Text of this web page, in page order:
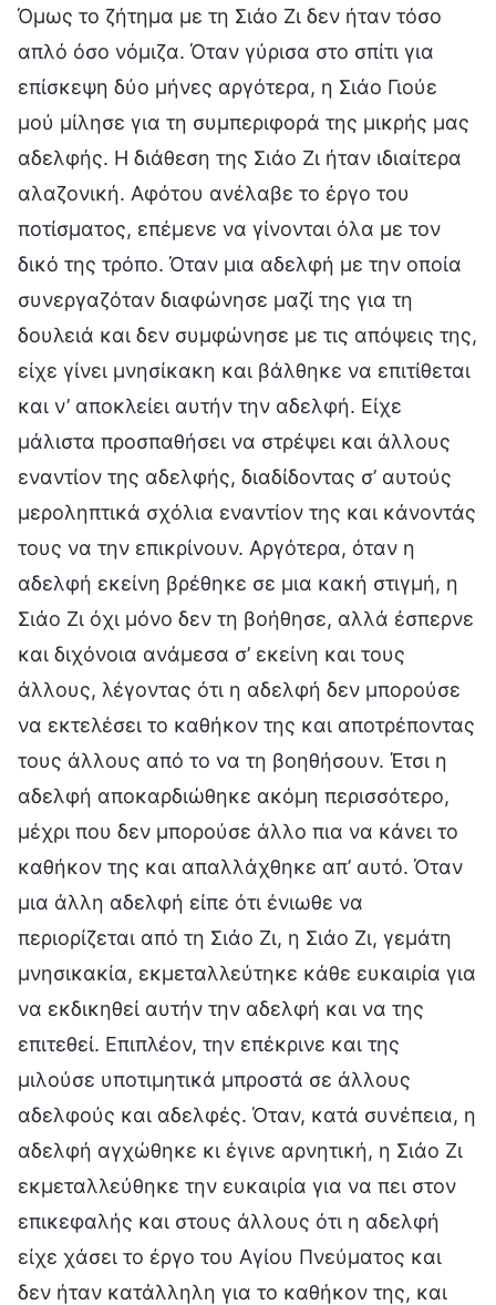
Όμως το ζήτημα με τη Σιάο Ζι δεν ήταν τόσο
απλό όσο νόμιζα. Όταν γύρισα στο σπίτι για
επίσκεψη δύο μήνες αργότερα, η Σιάο Γιούε
μού μίλησε για τη συμπεριφορά της μικρής μας
αδελφής. Η διάθεση της Σιάο Ζι ήταν ιδιαίτερα
αλαζονική. Αφότου ανέλαβε το έργο του
ποτίσματος, επέμενε να γίνονται όλα με τον
δικό της τρόπο. Όταν μια αδελφή με την οποία
συνεργαζόταν διαφώνησε μαζί της για τη
δουλειά και δεν συμφώνησε με τις απόψεις της,
είχε γίνει μνησίκακη και βάλθηκε να επιτίθεται
και ν’ αποκλείει αυτήν την αδελφή. Είχε
μάλιστα προσπαθήσει να στρέψει και άλλους
εναντίον της αδελφής, διαδίδοντας σ’ αυτούς
μεροληπτικά σχόλια εναντίον της και κάνοντάς
τους να την επικρίνουν. Αργότερα, όταν η
αδελφή εκείνη βρέθηκε σε μια κακή στιγμή, η
Σιάο Ζι όχι μόνο δεν τη βοήθησε, αλλά έσπερνε
και διχόνοια ανάμεσα σ’ εκείνη και τους
άλλους, λέγοντας ότι η αδελφή δεν μπορούσε
να εκτελέσει το καθήκον της και αποτρέποντας
τους άλλους από το να τη βοηθήσουν. Έτσι η
αδελφή αποκαρδιώθηκε ακόμη περισσότερο,
μέχρι που δεν μπορούσε άλλο πια να κάνει το
καθήκον της και απαλλάχθηκε απ’ αυτό. Όταν
μια άλλη αδελφή είπε ότι ένιωθε να
περιορίζεται από τη Σιάο Ζι, η Σιάο Ζι, γεμάτη
μνησικακία, εκμεταλλεύτηκε κάθε ευκαιρία για
να εκδικηθεί αυτήν την αδελφή και να της
επιτεθεί. Επιπλέον, την επέκρινε και της
μιλούσε υποτιμητικά μπροστά σε άλλους
αδελφούς και αδελφές. Όταν, κατά συνέπεια, η
αδελφή αγχώθηκε κι έγινε αρνητική, η Σιάο Ζι
εκμεταλλεύθηκε την ευκαιρία για να πει στον
επικεφαλής και στους άλλους ότι η αδελφή
είχε χάσει το έργο του Αγίου Πνεύματος και
δεν ήταν κατάλληλη για το καθήκον της, και